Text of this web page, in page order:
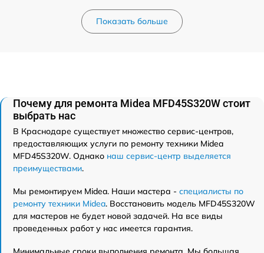
Показать больше
Почему для ремонта Midea MFD45S320W стоит
выбрать нас
В Краснодаре существует множество сервис-центров,
предоставляющих услуги по ремонту техники Midea
MFD45S320W. Однако наш сервис-центр выделяется
преимуществами.
Мы ремонтируем Midea. Наши мастера - специалисты по
ремонту техники Midea. Восстановить модель MFD45S320W
для мастеров не будет новой задачей. На все виды
проведенных работ у нас имеется гарантия.